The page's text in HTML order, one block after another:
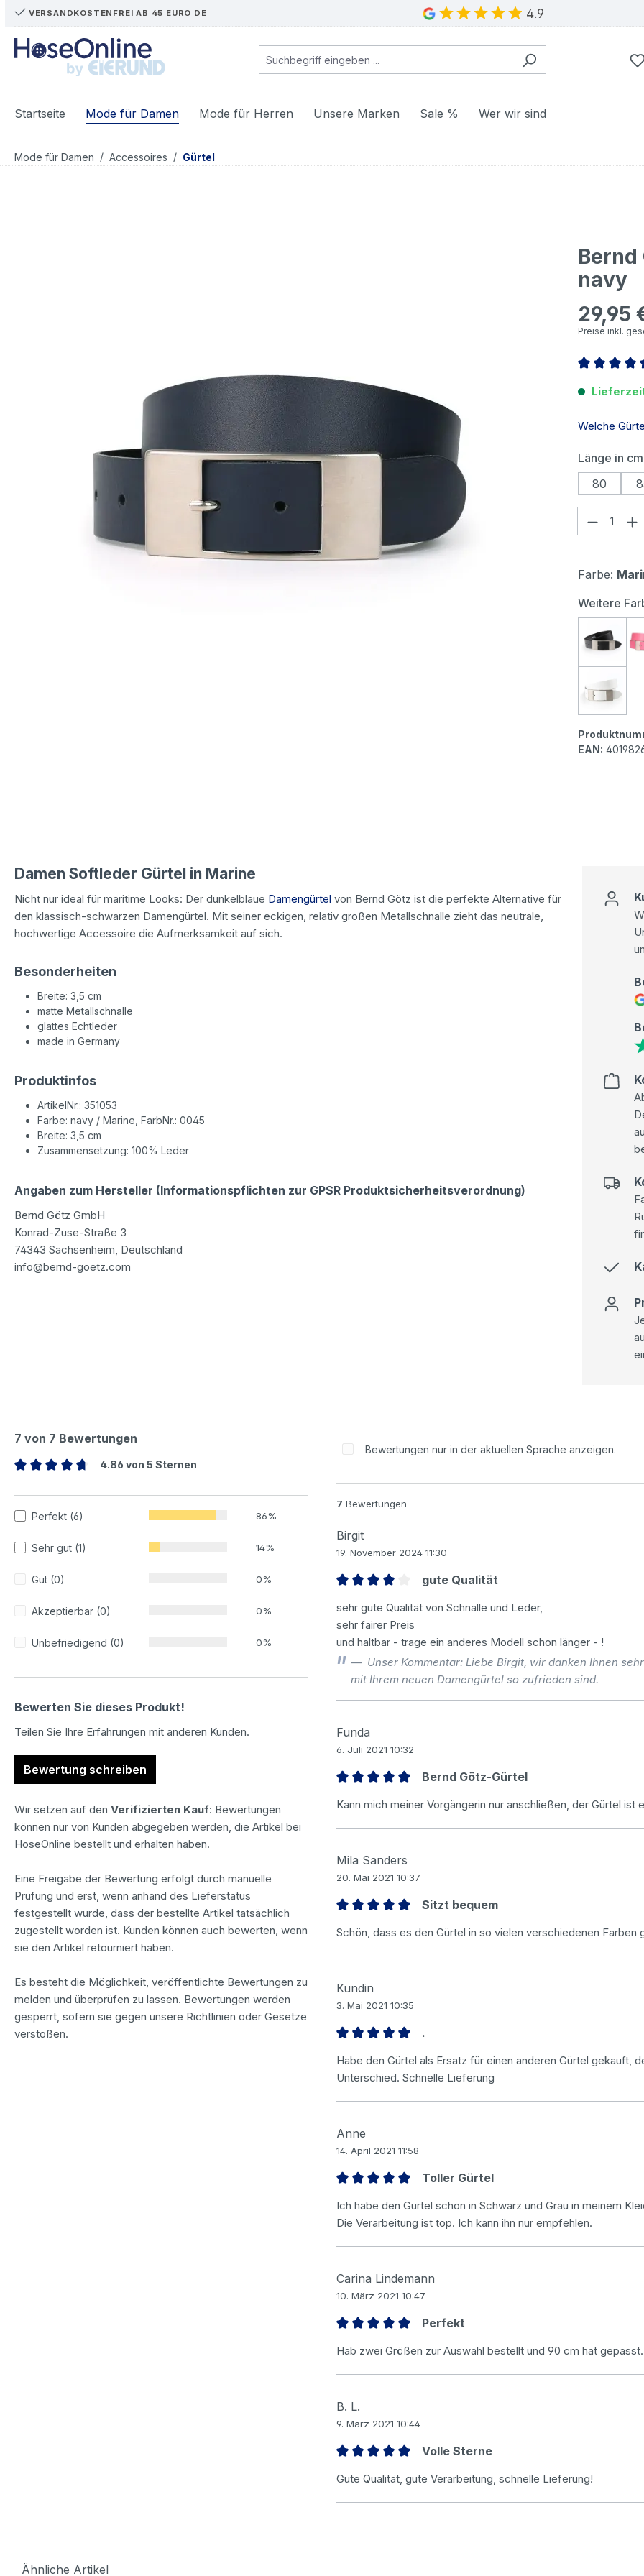
Hauptinhalt springen
Zur Suche springen
Zur Hauptnavigation springen
VERSANDKOSTENFREI AB 45 EURO DE 4.9
Startseite Mode für Damen Mode für Herren Unsere Marken Sale % Wer wir sind
Mode für Damen / Accessoires / Gürtel
navy
Regulärer
29,95
Preise inkl.
Welche
Länge in cm
80
Farbe:
Weitere
Bernd
Bernd
EAN:
Damen Softleder Gürtel in Marine
Nicht nur ideal für maritime Looks: Der dunkelblaue Damengürtel von Bernd Götz ist die perfekte Alternative für
den klassisch-schwarzen Damengürtel. Mit seiner eckigen, relativ großen Metallschnalle zieht das neutrale,
hochwertige Accessoire die Aufmerksamkeit auf sich.
Besonderheiten
Breite: 3,5 cm
matte Metallschnalle
glattes Echtleder
made in Germany
Produktinfos
ArtikelNr.: 351053
Farbe: navy / Marine, FarbNr.: 0045
Breite: 3,5 cm
Zusammensetzung: 100% Leder
Angaben zum Hersteller (Informationspflichten zur GPSR Produktsicherheitsverordnung)
Bernd Götz GmbH
Konrad-Zuse-Straße 3
74343 Sachsenheim, Deutschland
info@bernd-goetz.com
7 von 7 Bewertungen
4.86 von 5 Sternen
Perfekt (6) 86%
Sehr gut (1) 14%
Gut (0) 0%
Akzeptierbar (0) 0%
Unbefriedigend (0) 0%
Bewerten Sie dieses Produkt!
Teilen Sie Ihre Erfahrungen mit anderen Kunden.
Bewertung schreiben
Wir setzen auf den Verifizierten Kauf: Bewertungen
können nur von Kunden abgegeben werden, die Artikel bei
HoseOnline bestellt und erhalten haben.
Eine Freigabe der Bewertung erfolgt durch manuelle
Prüfung und erst, wenn anhand des Lieferstatus
festgestellt wurde, dass der bestellte Artikel tatsächlich
zugestellt worden ist. Kunden können auch bewerten, wenn
sie den Artikel retourniert haben.
Es besteht die Möglichkeit, veröffentlichte Bewertungen zu
melden und überprüfen zu lassen. Bewertungen werden
gesperrt, sofern sie gegen unsere Richtlinien oder Gesetze
verstoßen.
Bewertungen nur in der aktuellen Sprache anzeigen.
7 Bewertungen
Birgit
19. November 2024 11:30
gute Qualität
sehr gute Qualität von Schnalle und Leder,
sehr fairer Preis
und haltbar - trage ein anderes Modell schon länger - !
Unser Kommentar: Liebe Birgit, wir danken Ihnen
mit Ihrem neuen Damengürtel so zufrieden sind.
Funda
6. Juli 2021 10:32
Bernd Götz-Gürtel
Kann mich meiner Vorgängerin nur anschließen, der Gürtel ist
Mila Sanders
20. Mai 2021 10:37
Sitzt bequem
Schön, dass es den Gürtel in so vielen verschiedenen Farben
Kundin
3. Mai 2021 10:35
.
Habe den Gürtel als Ersatz für einen anderen Gürtel
Unterschied. Schnelle Lieferung
Anne
14. April 2021 11:58
Toller Gürtel
Ich habe den Gürtel schon in Schwarz und Grau in meinem
Die Verarbeitung ist top. Ich kann ihn nur empfehlen.
Carina Lindemann
10. März 2021 10:47
Perfekt
Hab zwei Größen zur Auswahl bestellt und 90 cm hat
B. L.
9. März 2021 10:44
Volle Sterne
Gute Qualität, gute Verarbeitung, schnelle Lieferung!
Ähnliche Artikel